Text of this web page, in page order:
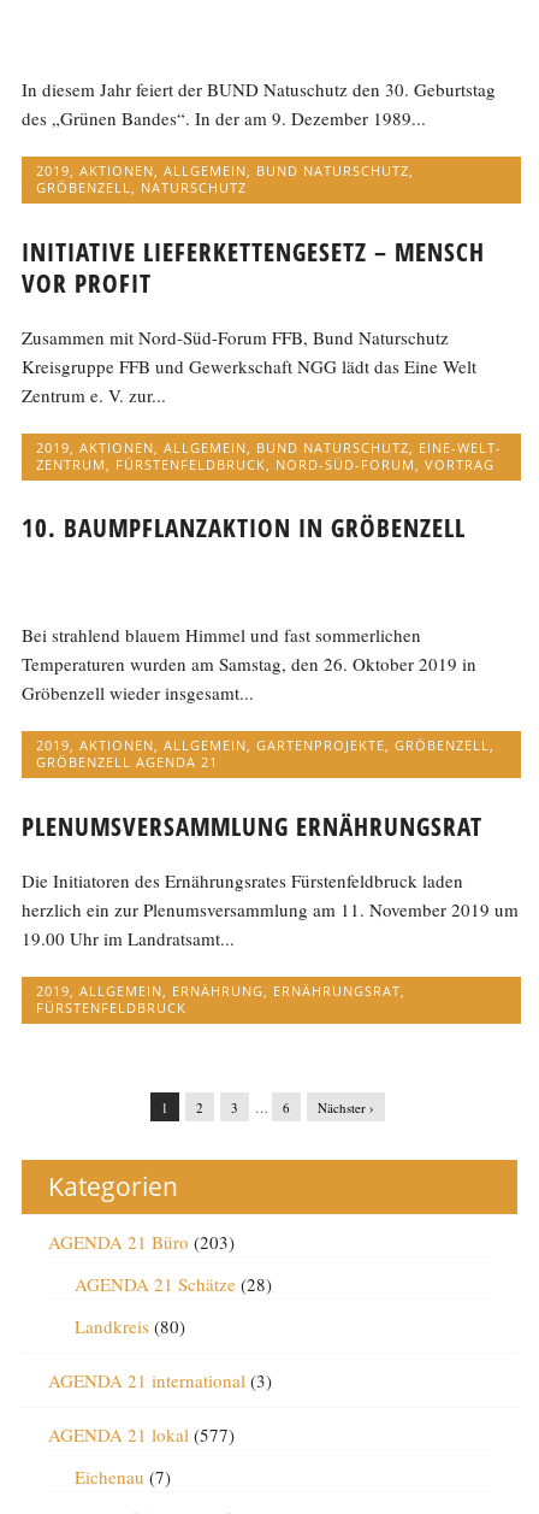
In diesem Jahr feiert der BUND Natuschutz den 30. Geburtstag
des „Grünen Bandes“. In der am 9. Dezember 1989...
2019,AKTIONEN,ALLGEMEIN, BUND NATURSCHUTZ,
GRÖBENZELL, NATURSCHUTZ
INITIATIVE LIEFERKETTENGESETZ – MENSCH
VOR PROFIT
Zusammen mit Nord-Süd-Forum FFB, Bund Naturschutz
Kreisgruppe FFB und Gewerkschaft NGG lädt das Eine Welt
Zentrum e. V. zur...
2019 ,AKTIONEN ,ALLGEMEIN BUND NATURSCHUTZ
EINE-WELT-
ZENTRUM
FÜRSTENFELDBRUCK NORD-SÜD-FORUM ,VORTRAG
10. BAUMPFLANZAKTION IN GRÖBENZELL
Bei strahlend blauem Himmel und fast sommerlichen
Temperaturen wurden am Samstag, den 26. Oktober 2019 in
Gröbenzell wieder insgesamt...
2019,AKTIONEN,ALLGEMEIN,GARTENPROJEKTE,GRÖBENZELL,
GRÖBENZELL AGENDA 21
PLENUMSVERSAMMLUNG ERNÄHRUNGSRAT
Die Initiatoren des Ernährungsrates Fürstenfeldbruck laden
herzlich ein zur Plenumsversammlung am 11. November 2019 um
19.00 Uhr im Landratsamt...
2019 ,ALLGEMEIN ERNÄHRUNG ERNÄHRUNGSRAT
FÜRSTENFELDBRUCK
1 2 3 … 6 Nächster ›
Kategorien
AGENDA 21 Büro (203)
AGENDA 21 Schätze(28)
Landkreis(80)
AGENDA 21 international(3)
AGENDA 21 lokal(577)
Eichenau (7)